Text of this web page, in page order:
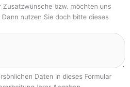
Zusatzwünsche bzw. möchten uns
nutzen Sie doch bitte dieses
Daten in dieses Formular